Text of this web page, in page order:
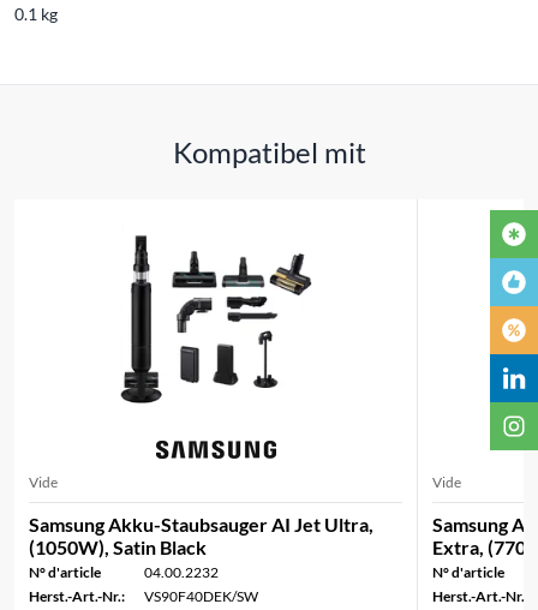
0.1 kg
Kompatibel mit
Vide
Samsung Akku-Staubsauger AI Jet Ultra,
(1050W), Satin Black
N° d'article
04.00.2232
Herst.-Art.-Nr.:
VS90F40DEK/SW
Vide
Samsung
Extra,
N° d'article
Herst.-Art.-Nr.: